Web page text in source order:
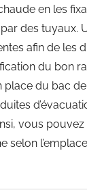
en les
des tuyaux.
afin de les
du bon
place du bac
vous
selon